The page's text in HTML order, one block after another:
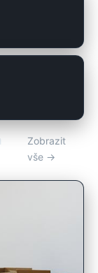
Zobrazit
vše →